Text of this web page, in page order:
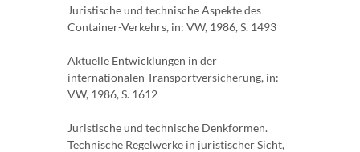
Juristische und technische Aspekte des
Container-Verkehrs, in: VW, 1986, S. 1493
Aktuelle Entwicklungen in der
internationalen Transportversicherung, in:
VW, 1986, S. 1612
Juristische und technische Denkformen.
Technische Regelwerke in juristischer Sicht,